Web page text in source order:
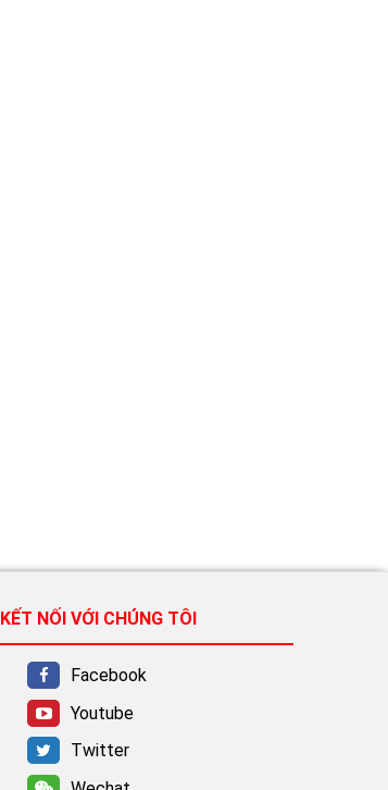
KẾT NỐI VỚI CHÚNG TÔI
Facebook
Youtube
Twitter